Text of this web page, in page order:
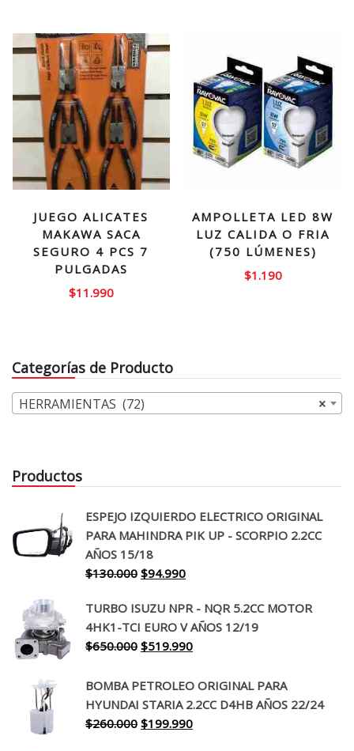
JUEGO ALICATES
MAKAWA SACA
SEGURO 4 PCS 7
PULGADAS
$11.990
AMPOLLETA LED 8W
LUZ CALIDA O FRIA
(750 LÚMENES)
$1.190
Categorías de Producto
×
HERRAMIENTAS (72)
Productos
ESPEJO IZQUIERDO ELECTRICO ORIGINAL
PARA MAHINDRA PIK UP - SCORPIO 2.2CC
AÑOS 15/18
$130.000 El
original
era:
$130.000.
$94.990El
actual
es:
$94.990.
TURBO ISUZU NPR - NQR 5.2CC MOTOR
4HK1-TCI EURO V AÑOS 12/19
$650.000 El
original
era:
$650.000.
$519.990El
actual
es:
$519.990.
BOMBA PETROLEO ORIGINAL PARA
HYUNDAI STARIA 2.2CC D4HB AÑOS 22/24
$260.000 El
$199.990El